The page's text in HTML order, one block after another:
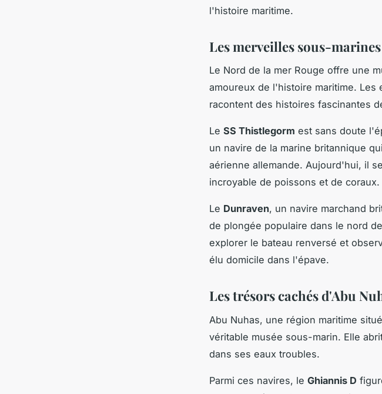
l'histoire maritime.
Les merveilles sous-
Le Nord de la mer Rouge offre une
amoureux de l'histoire maritime.
racontent des histoires fascinantes
Le SS Thistlegorm est sans doute
un navire de la marine britannique
aérienne allemande. Aujourd'hui, il
incroyable de poissons et de coraux.
Le Dunraven, un navire marchand
de plongée populaire dans le nord
explorer le bateau renversé et
élu domicile dans l'épave.
Les trésors cachés d'Abu
Abu Nuhas, une région maritime
véritable musée sous-marin. Elle
dans ses eaux troubles.
Parmi ces navires, le Ghiannis D